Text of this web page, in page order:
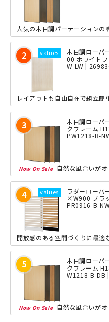
木目調ロー
00 ホワイト
W-LW |
木目調ローパ
クフレーム
PW1218-B-
自然な風合い
ラダーローパ
×W900 ブラ
PR0916-B-
木目調ローパ
クフレーム
W1218-B-DB
自然な風合い